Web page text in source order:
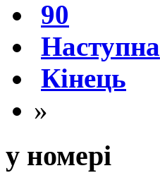
90
Наступна
Кінець
»
у номері